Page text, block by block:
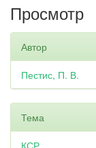
Просмотр
Автор
Пестис, П. В.
Тема